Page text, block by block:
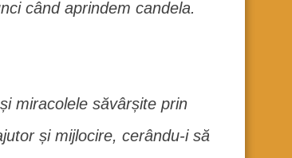
când aprindem candela.
miracolele săvârșite prin
și mijlocire, cerându-i să